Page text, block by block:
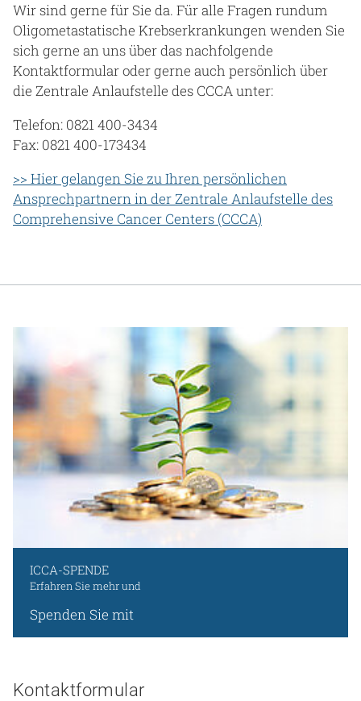
Beruf & Karriere
Wir sind gerne für Sie da. Für alle Fragen rundum
Oligometastatische Krebserkrankungen wenden Sie
sich gerne an uns über das nachfolgende
Kontaktformular oder gerne auch persönlich über
die Zentrale Anlaufstelle des CCCA unter:
Telefon: 0821 400-3434
Fax: 0821 400-173434
>> Hier gelangen Sie zu Ihren persönlichen
Ansprechpartnern in der Zentrale Anlaufstelle des
Comprehensive Cancer Centers (CCCA)
ICCA-SPENDE
Erfahren Sie mehr und
Spenden Sie mit
Kontaktformular